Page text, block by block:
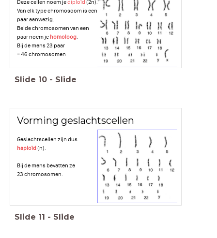
Deze cellen noem jediploïd (2n).
Van elk type chromosoom is een
paar aanwezig.
Beide chromosomen van een
paar noem je homoloog.
Bij de mens 23 paar
= 46 chromosomen
Slide 10 - Slide
Vorming geslachtscellen
Geslachtscellen zijn dus
haploïd(n).
Bij de mens bevatten ze
23 chromosomen.
Slide 11 - Slide